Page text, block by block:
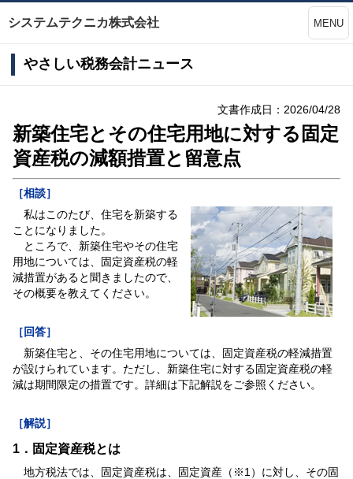
システムテクニカ株式会社 MENU
やさしい税務会計ニュース
文書作成日：2026/04/28
新築住宅とその住宅用地に対する固定
資産税の減額措置と留意点
［相談］
私はこのたび、住宅を新築する
ことになりました。
ところで、新築住宅やその住宅
用地については、固定資産税の軽
減措置があると聞きましたので、
その概要を教えてください。
［回答］
新築住宅と、その住宅用地については、固定資産税の軽減措置
が設けられています。ただし、新築住宅に対する固定資産税の軽
減は期間限定の措置です。詳細は下記解説をご参照ください。
［解説］
1．固定資産税とは
地方税法では、固定資産税は、固定資産（※1）に対し、その固